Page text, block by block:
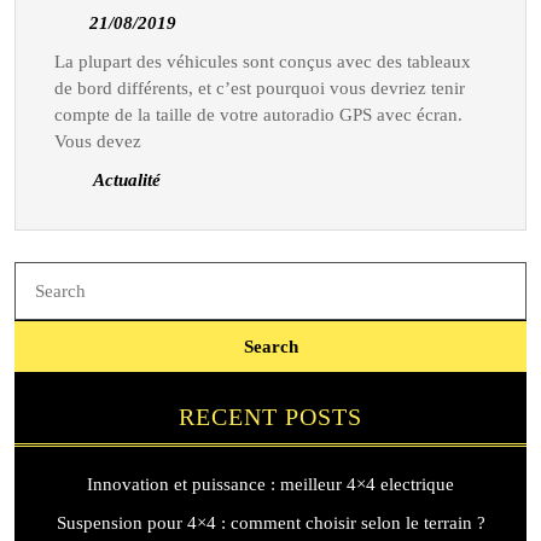
sur
un
écran
21/08/201921/08/2019
La plupart des véhicules sont conçus avec des tableaux
de bord différents, et c’est pourquoi vous devriez tenir
compte de la taille de votre autoradio GPS avec écran.
Vous devez
Actualité
for:
RECENT POSTS
Innovation et puissance : meilleur 4×4 electrique
Suspension pour 4×4 : comment choisir selon le terrain ?